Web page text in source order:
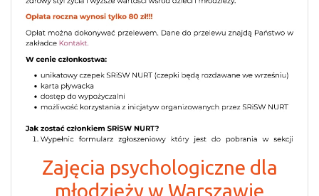
Zajęcia psychologiczne dla
młodzieży w Warszawie